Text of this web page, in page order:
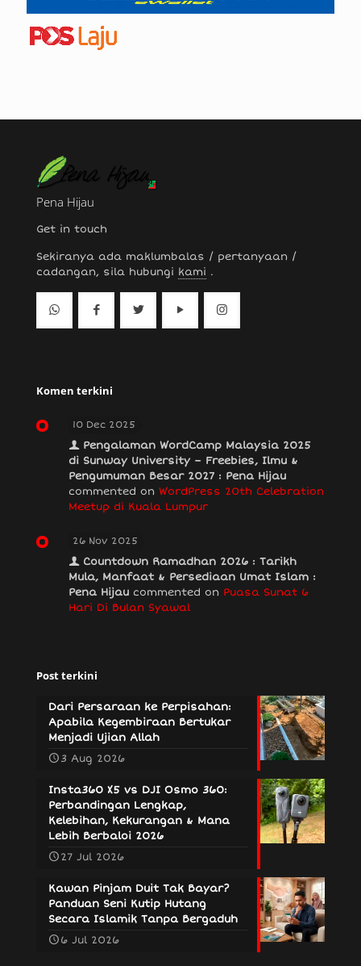
Pena Hijau
Get in touch
Sekiranya ada maklumbalas / pertanyaan /
cadangan, sila hubungi kami .
Komen terkini
10 Dec 2025
Pengalaman WordCamp Malaysia 2025
di Sunway University – Freebies, Ilmu &
Pengumuman Besar 2027 : Pena Hijau
commented on WordPress 20th Celebration
Meetup di Kuala Lumpur
26 Nov 2025
Countdown Ramadhan 2026 : Tarikh
Mula, Manfaat & Persediaan Umat Islam :
Pena Hijau commented on Puasa Sunat 6
Hari Di Bulan Syawal
Post terkini
Dari Persaraan ke Perpisahan:
Apabila Kegembiraan Bertukar
Menjadi Ujian Allah
3 Aug 2026
Insta360 X5 vs DJI Osmo 360:
Perbandingan Lengkap,
Kelebihan, Kekurangan & Mana
Lebih Berbaloi 2026
27 Jul 2026
Kawan Pinjam Duit Tak Bayar?
Panduan Seni Kutip Hutang
Secara Islamik Tanpa Bergaduh
6 Jul 2026